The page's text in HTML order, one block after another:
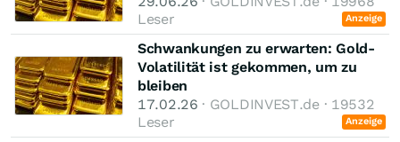
Leser
Anzeige
Schwankungen zu erwarten: Gold-
Volatilität ist gekommen, um zu
bleiben
17.02.26 · GOLDINVEST.de · 19532
Leser
Anzeige